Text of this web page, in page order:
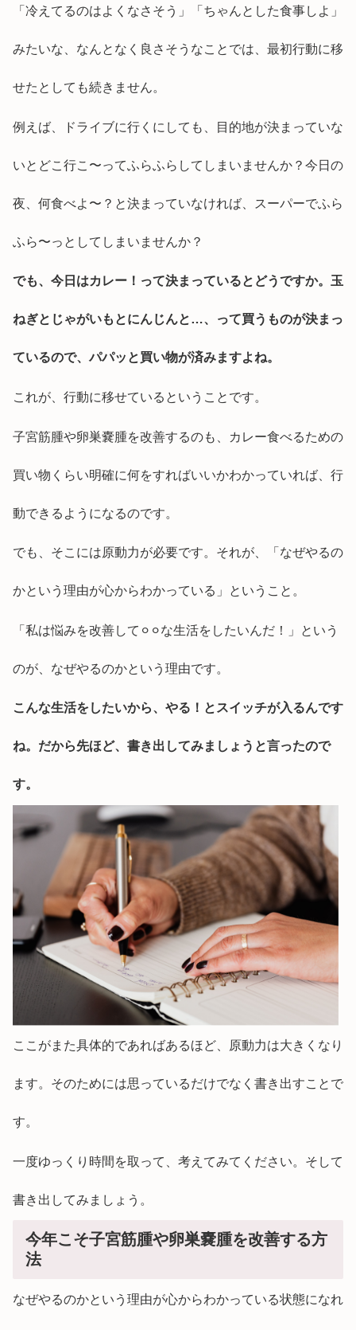
「冷えてるのはよくなさそう」「ちゃんとした食事しよ」
みたいな、なんとなく良さそうなことでは、最初行動に移
せたとしても続きません。
例えば、ドライブに行くにしても、目的地が決まっていな
いとどこ行こ〜ってふらふらしてしまいませんか？今日の
夜、何食べよ〜？と決まっていなければ、スーパーでふら
ふら〜っとしてしまいませんか？
でも、今日はカレー！って決まっているとどうですか。玉
ねぎとじゃがいもとにんじんと…、って買うものが決まっ
ているので、パパッと買い物が済みますよね。
これが、行動に移せているということです。
子宮筋腫や卵巣嚢腫を改善するのも、カレー食べるための
買い物くらい明確に何をすればいいかわかっていれば、行
動できるようになるのです。
でも、そこには原動力が必要です。それが、「なぜやるの
かという理由が心からわかっている」ということ。
「私は悩みを改善して⚪︎⚪︎な生活をしたいんだ！」という
のが、なぜやるのかという理由です。
こんな生活をしたいから、やる！とスイッチが入るんです
ね。だから先ほど、書き出してみましょうと言ったので
す。
ここがまた具体的であればあるほど、原動力は大きくなり
ます。そのためには思っているだけでなく書き出すことで
す。
一度ゆっくり時間を取って、考えてみてください。そして
書き出してみましょう。
今年こそ子宮筋腫や卵巣嚢腫を改善する方
法
なぜやるのかという理由が心からわかっている状態になれ